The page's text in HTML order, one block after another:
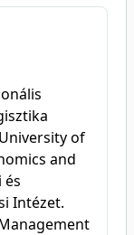
of
and
és
Intézet.